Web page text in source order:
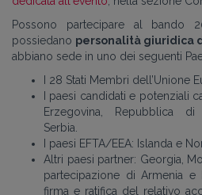
Possono partecipare al bando
possiedano personalità giuridica
abbiano sede in uno dei seguenti
I 28 Stati Membri dell’Unione
I paesi candidati e potenziali
Erzegovina, Repubblica di
Serbia.
I paesi EFTA/EEA: Islanda e
Altri paesi partner: Georgia,
partecipazione di Armenia
firma e ratifica del relativo